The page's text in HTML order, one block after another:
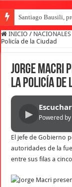
Santiago Bausili,
INICIO / NACIONALES
Policía de la Ciudad
Jorge Macri
la Policía de
▶ Powered
El jefe de Gobierno
autoridades de la
entre sus filas a